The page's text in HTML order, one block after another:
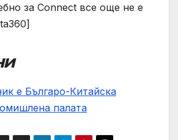
за Connect все още не е
е Българо-Китайска
палaта